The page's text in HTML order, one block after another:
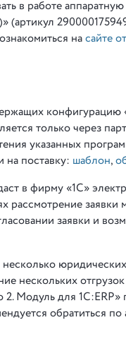
в работе
(артикул
насайте
только через
указанных
на поставку: шаблон,
в фирму «1С»
рассмотрение заявки
заявки и
нескольких
Модуль для
обратиться